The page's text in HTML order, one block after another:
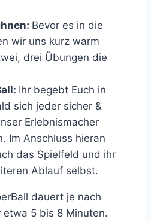
Bevor es in die
wir uns kurz warm
drei Übungen die
Ihr begebt Euch in
sich jeder sicher &
Erlebnismacher
Im Anschluss hieran
das Spielfeld und ihr
Ablauf selbst.
dauert je nach
etwa 5 bis 8 Minuten.